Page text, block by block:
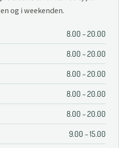
og i weekenden.
8.00 – 20.00
8.00 – 20.00
8.00 – 20.00
8.00 – 20.00
8.00 – 20.00
9.00 – 15.00